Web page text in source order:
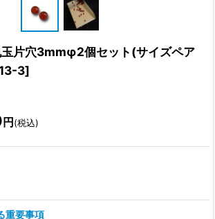
片穴3mmφ2個セット(サイズペア
3]
円 (税込)
重要事項